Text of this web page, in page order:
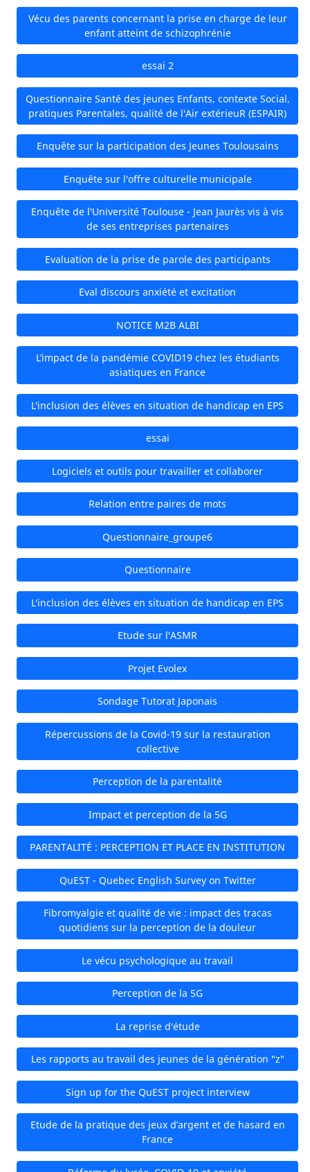
Vécu des parents concernant la prise en charge de leur
enfant atteint de schizophrénie
essai 2
Questionnaire Santé des jeunes Enfants, contexte Social,
pratiques Parentales, qualité de l'Air extérieuR (ESPAIR)
Enquête sur la participation des Jeunes Toulousains
Enquête sur l'offre culturelle municipale
Enquête de l'Université Toulouse - Jean Jaurès vis à vis
de ses entreprises partenaires
Evaluation de la prise de parole des participants
Eval discours anxiété et excitation
NOTICE M2B ALBI
L’impact de la pandémie COVID19 chez les étudiants
asiatiques en France
L'inclusion des élèves en situation de handicap en EPS
essai
Logiciels et outils pour travailler et collaborer
Relation entre paires de mots
Questionnaire_groupe6
Questionnaire
L'inclusion des élèves en situation de handicap en EPS
Etude sur l'ASMR
Projet Evolex
Sondage Tutorat Japonais
Répercussions de la Covid-19 sur la restauration
collective
Perception de la parentalité
Impact et perception de la 5G
PARENTALITÉ : PERCEPTION ET PLACE EN INSTITUTION
QuEST - Quebec English Survey on Twitter
Fibromyalgie et qualité de vie : impact des tracas
quotidiens sur la perception de la douleur
Le vécu psychologique au travail
Perception de la 5G
La reprise d'étude
Les rapports au travail des jeunes de la génération "z"
Sign up for the QuEST project interview
Etude de la pratique des jeux d’argent et de hasard en
France